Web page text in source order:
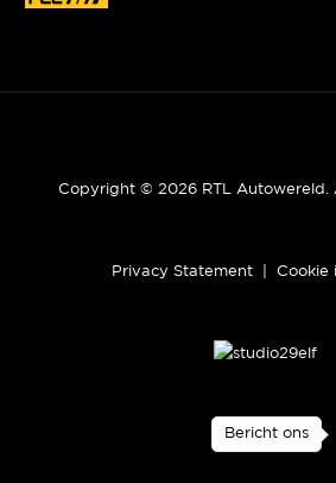
Bericht ons
Copyright © 2026 RTL Autowereld.
Privacy Statement Cookie